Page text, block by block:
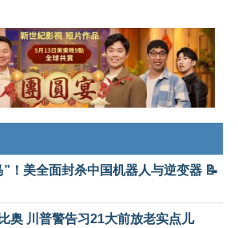
”！美全面封杀中国机器人与逆变器 📝
奥 川普警告习21大前放老实点儿